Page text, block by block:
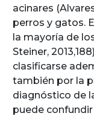
acinares
perros y gatos.
la mayoría de
Steiner,
clasificarse
también por la
diagnóstico de
puede